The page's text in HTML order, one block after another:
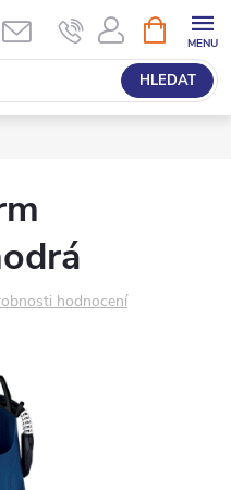
HLEDAT
NÁKUPNÍ
KOŠÍK
hodnocení